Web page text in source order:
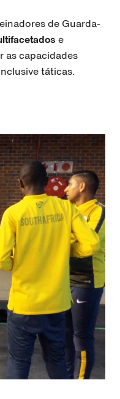
de Guarda-
e
as capacidades
táticas.